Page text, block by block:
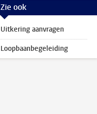
Zie ook
Uitkering aanvragen
Loopbaanbegeleiding